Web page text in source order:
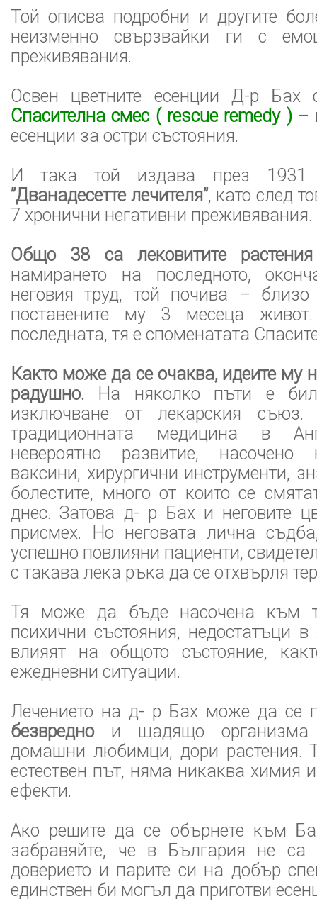
Той описва подробни и другите
неизменно свързвайки ги с
преживявания.
Освен цветните есенции Д-р Бах
Спасителна смес ( rescue remedy )–
есенции за остри състояния.
И така той издава през 1931
”Дванадесетте лечителя”, като след
7 хронични негативни преживявания.
Общо 38 са лековитите растения
намирането на последното,
неговия труд, той почива –
поставените му 3 месеца
последната, тя е споменатата
Както може да се очаква, идеите му
радушно. На няколко пъти е
изключване от лекарския
традиционната медицина в
невероятно развитие, насочено
ваксини, хирургични инструменти,
болестите, много от които се
днес. Затова д- р Бах и неговите
присмех. Но неговата лична
успешно повлияни пациенти,
с такава лека ръка да се отхвърля
Тя може да бъде насочена към
психични състояния, недостатъци в
влияят на общото състояние,
ежедневни ситуации.
Лечението на д- р Бах може да се
безвреднои щадящо организма
домашни любимци, дори растения.
естествен път, няма никаква химия
ефекти.
Ако решите да се обърнете към
забравяйте, че в България не са
доверието и парите си на добър
единствен би могъл да приготви